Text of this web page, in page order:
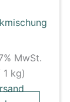
MwSt.
1 kg)